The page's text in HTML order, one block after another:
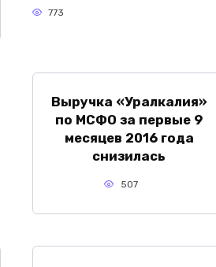
773
Выручка «Уралкалия»
по МСФО за первые 9
месяцев 2016 года
снизилась
507